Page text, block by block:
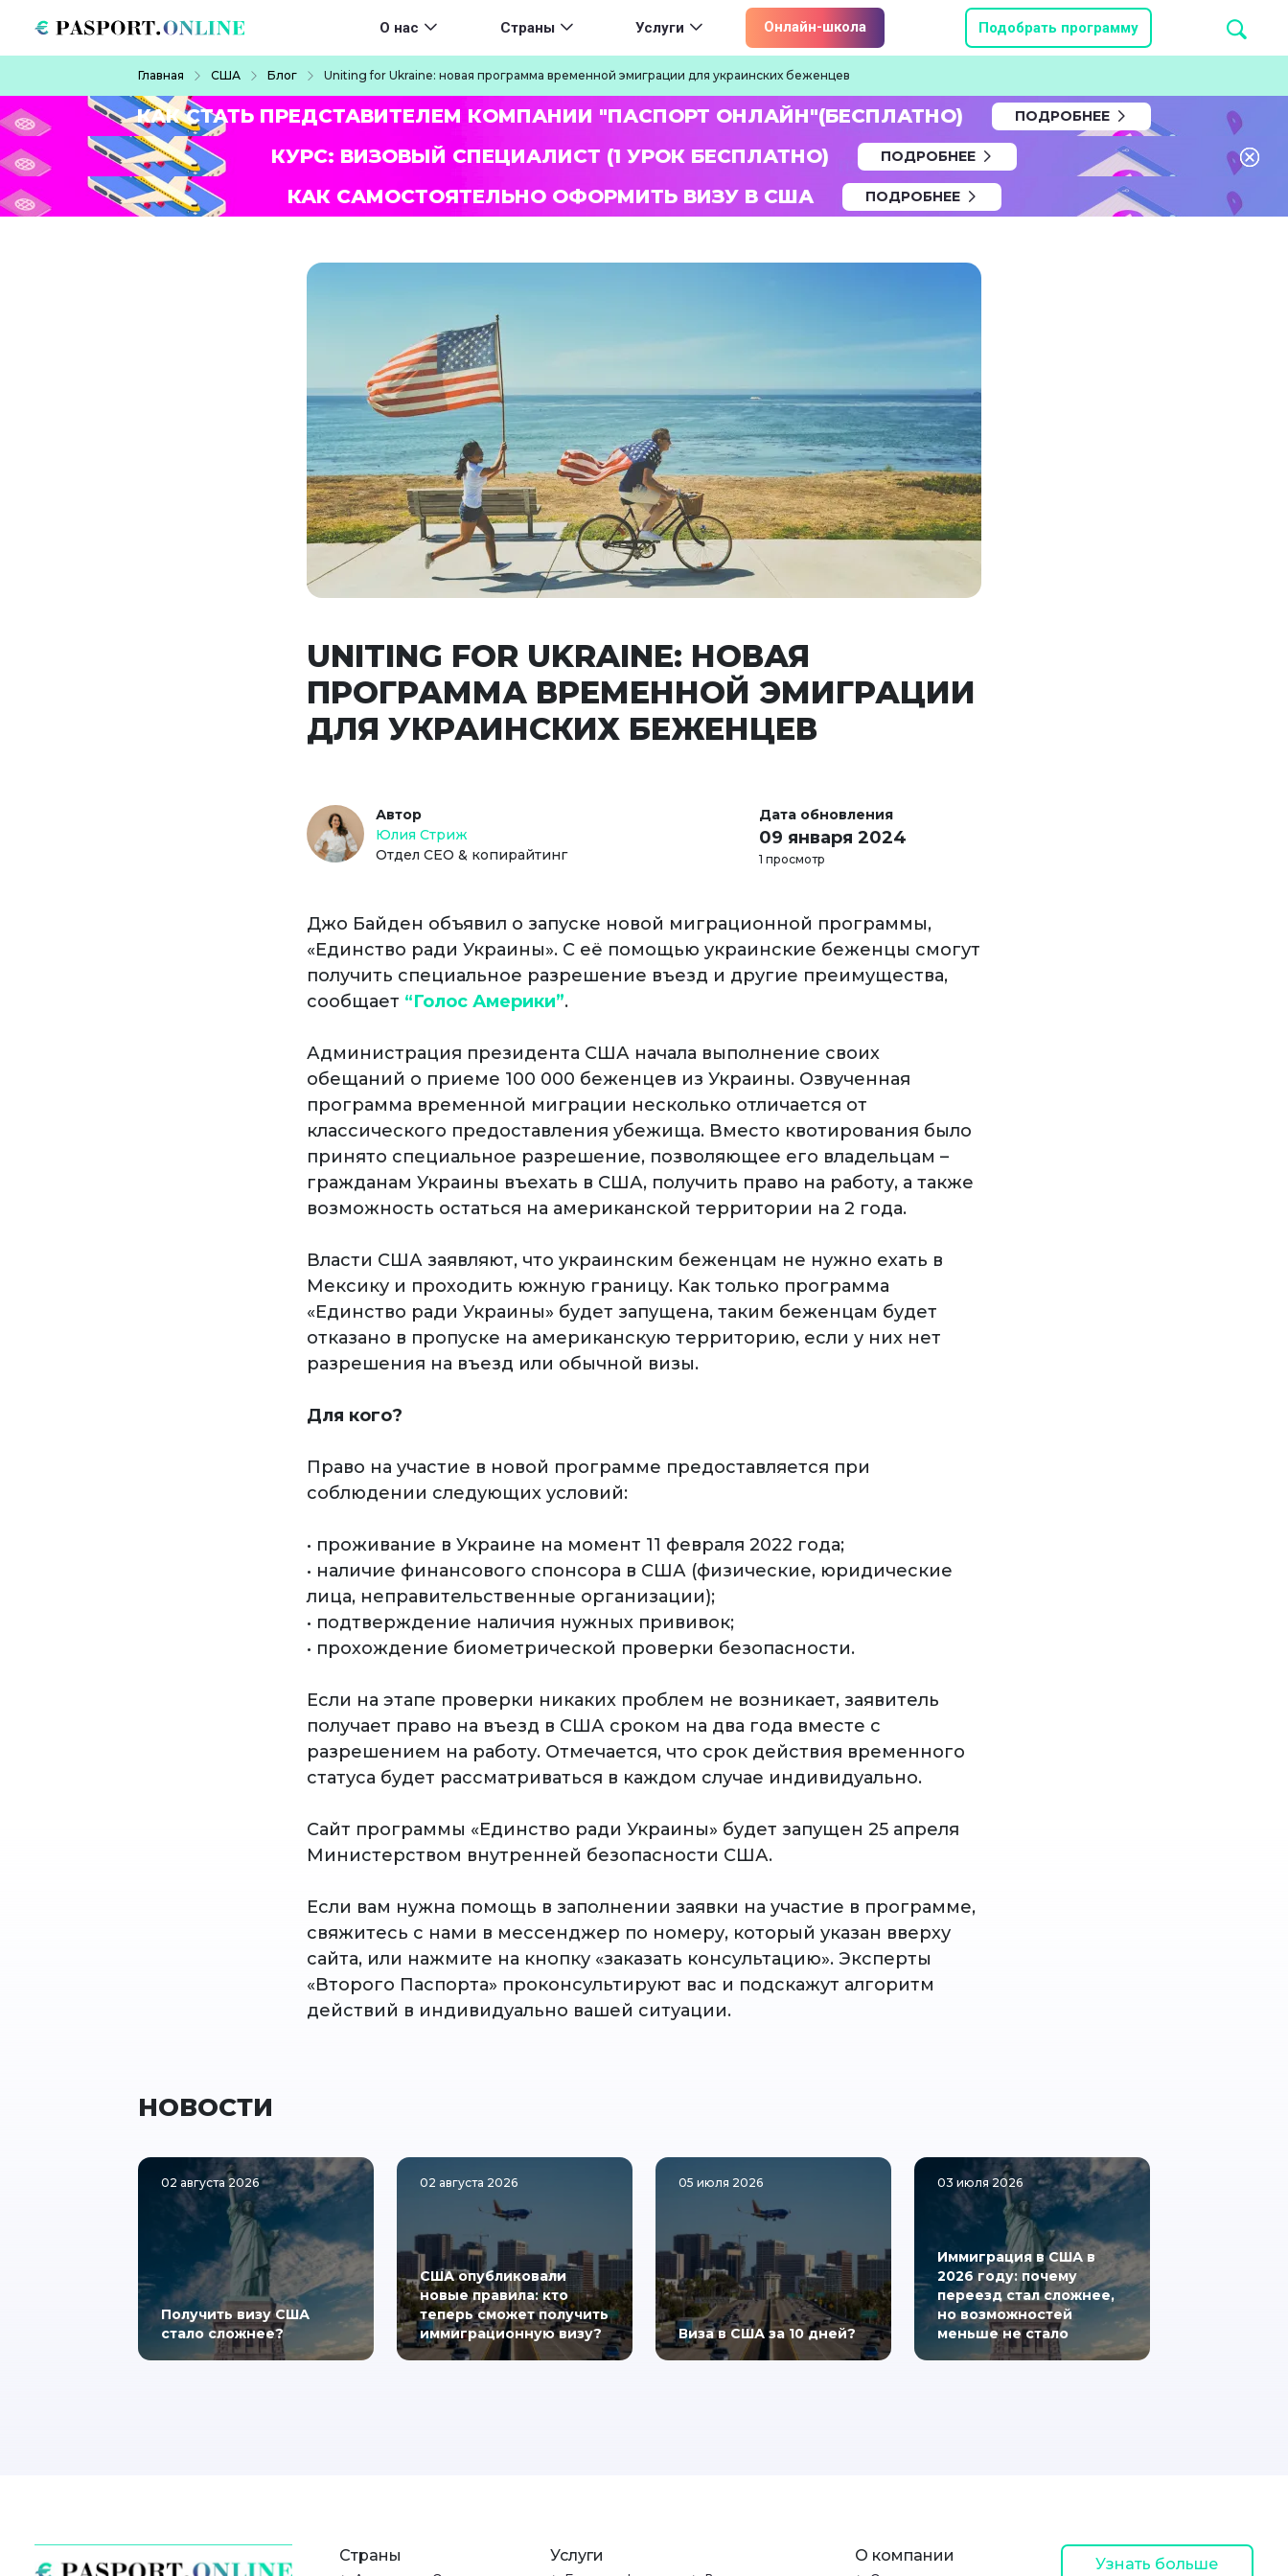
Main navigation
О нас Страны Услуги Онлайн-школа Подобрать программу
Главная США Блог Uniting for Ukraine: новая программа временной эмиграции для украинских беженцев
КАК СТАТЬ ПРЕДСТАВИТЕЛЕМ КОМПАНИИ "ПАСПОРТ ОНЛАЙН"(БЕСПЛАТНО) ПОДРОБНЕЕ
КУРС: ВИЗОВЫЙ СПЕЦИАЛИСТ (1 УРОК БЕСПЛАТНО) ПОДРОБНЕЕ
КАК САМОСТОЯТЕЛЬНО ОФОРМИТЬ ВИЗУ В США ПОДРОБНЕЕ
UNITING FOR UKRAINE: НОВАЯ
ПРОГРАММА ВРЕМЕННОЙ ЭМИГРАЦИИ
ДЛЯ УКРАИНСКИХ БЕЖЕНЦЕВ
Автор
Юлия Стриж
Отдел СЕО & копирайтинг
Дата обновления
09 января 2024
1 просмотр
Джо Байден объявил о запуске новой миграционной программы,
«Единство ради Украины». С её помощью украинские беженцы смогут
получить специальное разрешение въезд и другие преимущества,
сообщает “Голос Америки”.
Администрация президента США начала выполнение своих
обещаний о приеме 100 000 беженцев из Украины. Озвученная
программа временной миграции несколько отличается от
классического предоставления убежища. Вместо квотирования было
принято специальное разрешение, позволяющее его владельцам –
гражданам Украины въехать в США, получить право на работу, а также
возможность остаться на американской территории на 2 года.
Власти США заявляют, что украинским беженцам не нужно ехать в
Мексику и проходить южную границу. Как только программа
«Единство ради Украины» будет запущена, таким беженцам будет
отказано в пропуске на американскую территорию, если у них нет
разрешения на въезд или обычной визы.
Для кого?
Право на участие в новой программе предоставляется при
соблюдении следующих условий:
• проживание в Украине на момент 11 февраля 2022 года;
• наличие финансового спонсора в США (физические, юридические
лица, неправительственные организации);
• подтверждение наличия нужных прививок;
• прохождение биометрической проверки безопасности.
Если на этапе проверки никаких проблем не возникает, заявитель
получает право на въезд в США сроком на два года вместе с
разрешением на работу. Отмечается, что срок действия временного
статуса будет рассматриваться в каждом случае индивидуально.
Сайт программы «Единство ради Украины» будет запущен 25 апреля
Министерством внутренней безопасности США.
Если вам нужна помощь в заполнении заявки на участие в программе,
свяжитесь с нами в мессенджер по номеру, который указан вверху
сайта, или нажмите на кнопку «заказать консультацию». Эксперты
«Второго Паспорта» проконсультируют вас и подскажут алгоритм
действий в индивидуально вашей ситуации.
НОВОСТИ
02 августа 2026
Получить визу США
стало сложнее?
02 августа 2026
США опубликовали
новые правила: кто
теперь сможет получить
иммиграционную визу?
05 июля 2026
Виза в США за 10 дней?
03 июля 2026
Иммиграция в США в
2026 году: почему
переезд стал сложнее,
но возможностей
меньше не стало
Страны Услуги О компании Узнать больше